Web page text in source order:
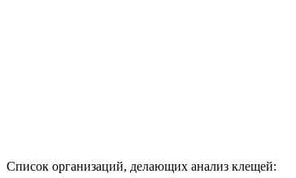
Список организаций, делающих анализ клещей: